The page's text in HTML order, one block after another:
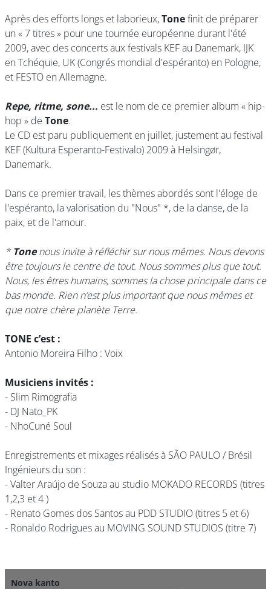
Après des efforts longs et laborieux,Tonefinit de préparer
un « 7 titres » pour une tournée européenne durant l'été
2009, avec des concerts aux festivals KEF au Danemark, IJK
en Tchéquie, UK (Congrés mondial d'espéranto) en Pologne,
et FESTO en Allemagne.
Repe, ritme, sone... est le nom de ce premier album « hip-
hop » de Tone.
Le CD est paru publiquement en juillet, justement au festival
KEF (Kultura Esperanto-Festivalo) 2009 à Helsingør,
Danemark.
Dans ce premier travail, les thèmes abordés sont l'éloge de
l'espéranto, la valorisation du "Nous" *, de la danse, de la
paix, et de l'amour.
*Tonenous invite à réfléchir sur nous mêmes. Nous devons
être toujours le centre de tout. Nous sommes plus que tout.
Nous, les êtres humains, sommes la chose principale dans ce
bas monde. Rien n’est plus important que nous mêmes et
que notre chère planète Terre.
TONE c’est :
Antonio Moreira Filho : Voix
Musiciens invités :
- Slim Rimografia
- DJ Nato_PK
- NhoCuné Soul
Enregistrements et mixages réalisés à SÃO PAULO / Brésil
Ingénieurs du son :
- Valter Araújo de Souza au studio MOKADO RECORDS (titres
1,2,3 et 4 )
- Renato Gomes dos Santos au PDD STUDIO (titres 5 et 6)
- Ronaldo Rodrigues au MOVING SOUND STUDIOS (titre 7)
Nova kanto